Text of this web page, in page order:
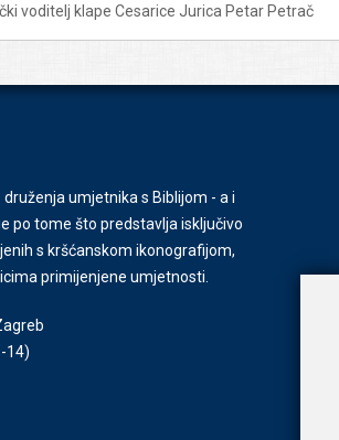
voditelj klape Cesarice Jurica Petar Petrač
umjetnika s Biblijom - a i
po tome što predstavlja isključivo
s kršćanskom ikonografijom,
primijenjene umjetnosti.
14)